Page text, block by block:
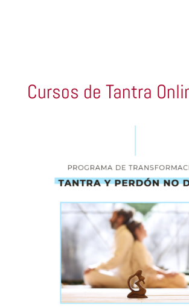
Cursos de Tantra